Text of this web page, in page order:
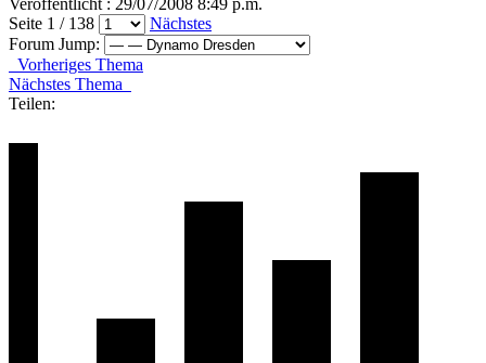
Seite 1 / 138
Nächstes
Forum Jump:
Vorheriges Thema
Nächstes Thema
Teilen: